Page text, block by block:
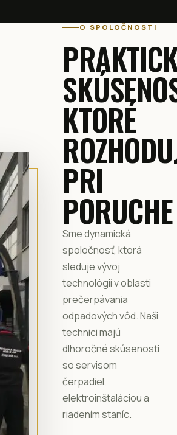
O SPOLOČNOSTI
KTORÉ
PRI
PORUCHE
Sme dynamická
spoločnosť, ktorá
sleduje vývoj
technológií v oblasti
prečerpávania
odpadových vôd. Naši
technici majú
dlhoročné skúsenosti
so servisom
čerpadiel,
elektroinštaláciou a
riadením staníc.